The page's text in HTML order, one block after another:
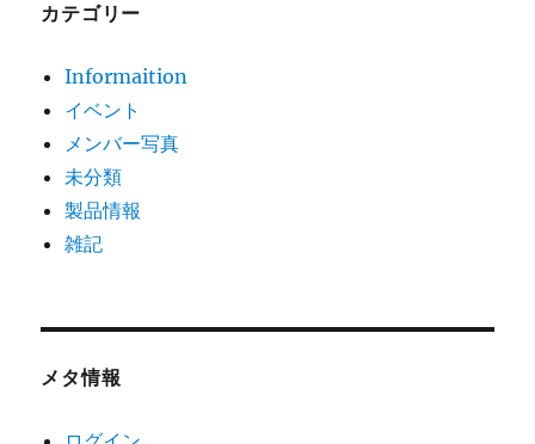
カテゴリー
Informaition
イベント
メンバー写真
未分類
製品情報
雑記
メタ情報